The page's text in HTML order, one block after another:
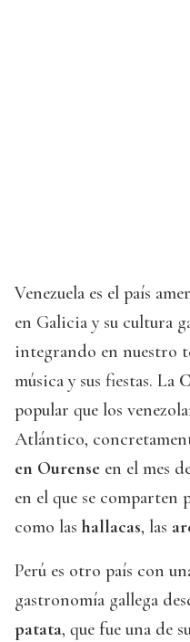
Venezuela es el país
en Galicia y su cultura
integrando en nuestro
música y sus fiestas. La
popular que los
Atlántico,
en Ourense en el mes
en el que se comparten
como las hallacas, las
Perú es otro país con
gastronomía gallega
patata, que fue una de